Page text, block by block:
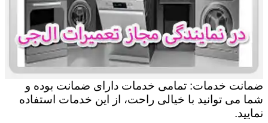
ضمانت خدمات: تمامی خدمات دارای ضمانت بوده و
شما می توانید با خیالی راحت، از این خدمات استفاده
نمایید.